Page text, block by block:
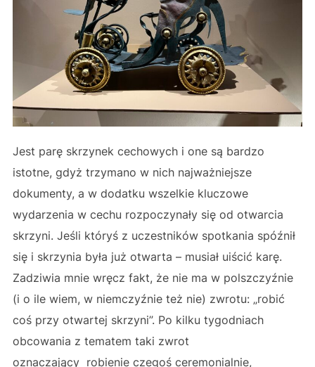
Jest parę skrzynek cechowych i one są bardzo
istotne, gdyż trzymano w nich najważniejsze
dokumenty, a w dodatku wszelkie kluczowe
wydarzenia w cechu rozpoczynały się od otwarcia
skrzyni. Jeśli któryś z uczestników spotkania spóźnił
się i skrzynia była już otwarta – musiał uiścić karę.
Zadziwia mnie wręcz fakt, że nie ma w polszczyźnie
(i o ile wiem, w niemczyźnie też nie) zwrotu: „robić
coś przy otwartej skrzyni”. Po kilku tygodniach
obcowania z tematem taki zwrot
oznaczający robienie czegoś ceremonialnie,